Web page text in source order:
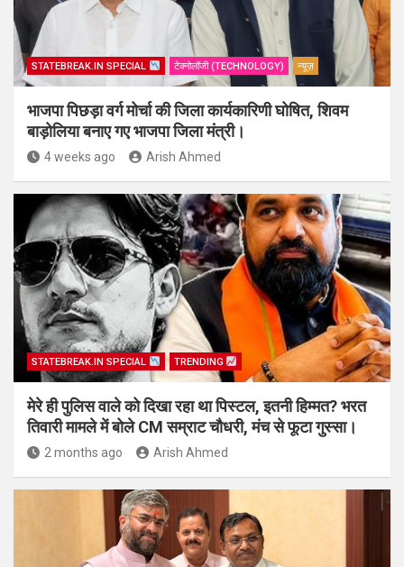
STATEBREAK.IN SPECIAL टेक्नोलॉजी (TECHNOLOGY) न्यूज़
भाजपा पिछड़ा वर्ग मोर्चा की जिला कार्यकारिणी घोषित, शिवम
बाड़ोलिया बनाए गए भाजपा जिला मंत्री।
4 weeks ago Arish Ahmed
STATEBREAK.IN SPECIAL TRENDING
मेरे ही पुलिस वाले को दिखा रहा था पिस्टल, इतनी हिम्मत? भरत
तिवारी मामले में बोले CM सम्राट चौधरी, मंच से फूटा गुस्सा।
2 months ago Arish Ahmed